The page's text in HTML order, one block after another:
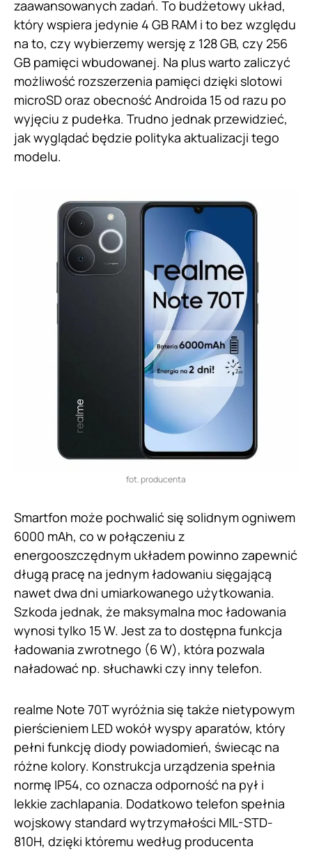
zaawansowanych zadań. To budżetowy układ,
który wspiera jedynie 4 GB RAM i to bez względu
na to, czy wybierzemy wersję z 128 GB, czy 256
GB pamięci wbudowanej. Na plus warto zaliczyć
możliwość rozszerzenia pamięci dzięki slotowi
microSD oraz obecność Androida 15 od razu po
wyjęciu z pudełka. Trudno jednak przewidzieć,
jak wyglądać będzie polityka aktualizacji tego
modelu.
fot. producenta
Smartfon może pochwalić się solidnym ogniwem
6000 mAh, co w połączeniu z
energooszczędnym układem powinno zapewnić
długą pracę na jednym ładowaniu sięgającą
nawet dwa dni umiarkowanego użytkowania.
Szkoda jednak, że maksymalna moc ładowania
wynosi tylko 15 W. Jest za to dostępna funkcja
ładowania zwrotnego (6 W), która pozwala
naładować np. słuchawki czy inny telefon.
realme Note 70T wyróżnia się także nietypowym
pierścieniem LED wokół wyspy aparatów, który
pełni funkcję diody powiadomień, świecąc na
różne kolory. Konstrukcja urządzenia spełnia
normę IP54, co oznacza odporność na pył i
lekkie zachlapania. Dodatkowo telefon spełnia
wojskowy standard wytrzymałości MIL-STD-
810H, dzięki któremu według producenta